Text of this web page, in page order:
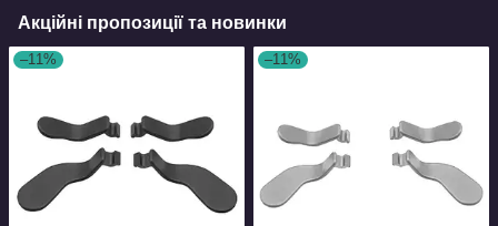
Акційні пропозиції та новинки
–11% –11%